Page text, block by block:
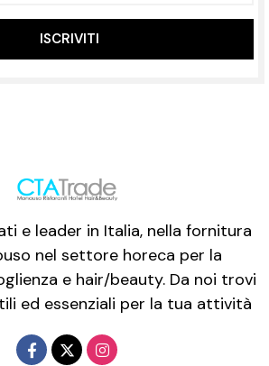
ISCRIVITI
e leader in Italia, nella fornitura
nel settore horeca per la
e hair/beauty. Da noi trovi
ed essenziali per la tua attività